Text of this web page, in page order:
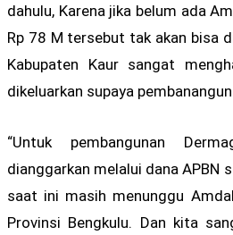
dahulu, Karena jika belum ada
Rp 78 M tersebut tak akan bisa
Kabupaten Kaur sangat
dikeluarkan supaya
“Untuk pembangunan
dianggarkan melalui dana APBN
saat ini masih menunggu
Provinsi Bengkulu. Dan kita